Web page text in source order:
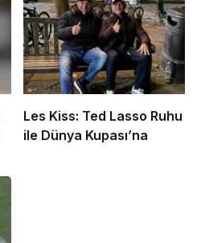
Les Kiss: Ted Lasso Ruhu
ile Dünya Kupası’na